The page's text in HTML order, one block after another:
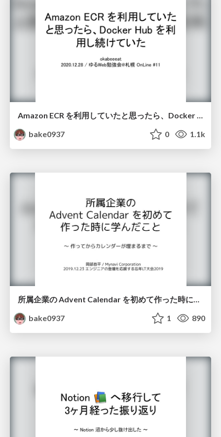
Amazon ECR を利用していたと思ったら、Docker Hub を利用し続けていた / If I thought I was using Amazon ECR, I continued to use Docker Hub
bake0937
0 1.1k
bake0937
1 890